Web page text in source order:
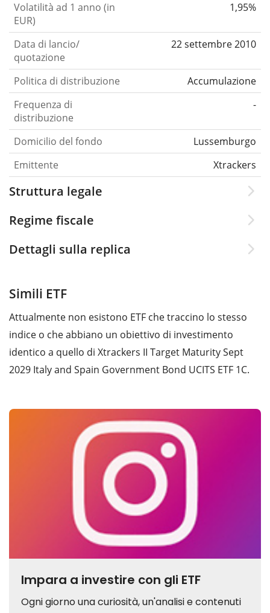
Volatilità ad 1 anno (in
EUR)
1,95%
Data di lancio/
quotazione
22 settembre 2010
Politica di distribuzione
Accumulazione
Frequenza di
distribuzione
-
Domicilio del fondo
Lussemburgo
Emittente
Xtrackers
Struttura legale
Regime fiscale
Dettagli sulla replica
Simili ETF
Attualmente non esistono ETF che traccino lo stesso
indice o che abbiano un obiettivo di investimento
identico a quello di Xtrackers II Target Maturity Sept
2029 Italy and Spain Government Bond UCITS ETF 1C.